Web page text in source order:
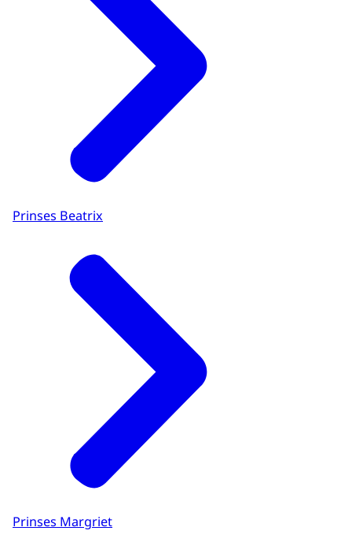
Prinses Beatrix
Prinses Margriet